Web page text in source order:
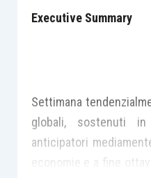
Executive Summary
Settimana
globali, sostenuti
anticipatori
economie e a fine